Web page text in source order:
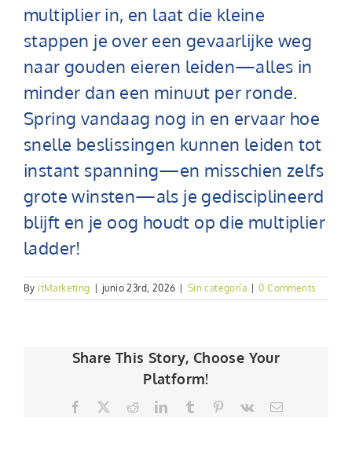
multiplier in, en laat die kleine
stappen je over een gevaarlijke weg
naar gouden eieren leiden—alles in
minder dan een minuut per ronde.
Spring vandaag nog in en ervaar hoe
snelle beslissingen kunnen leiden tot
instant spanning—en misschien zelfs
grote winsten—als je gedisciplineerd
blijft en je oog houdt op die multiplier
ladder!
By itMarketing junio 23rd, 2026 Sin categoría 0 Comments
Share This Story, Choose Your
Platform!
Facebook
TwitterRedditLinkedInTumblr Pinterest
Vk Email